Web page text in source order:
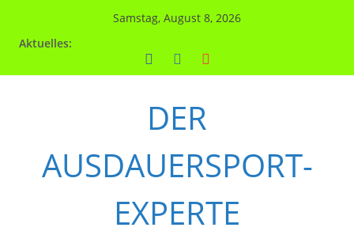
Samstag, August 8, 2026
Aktuelles:
DER
AUSDAUERSPORT-
EXPERTE